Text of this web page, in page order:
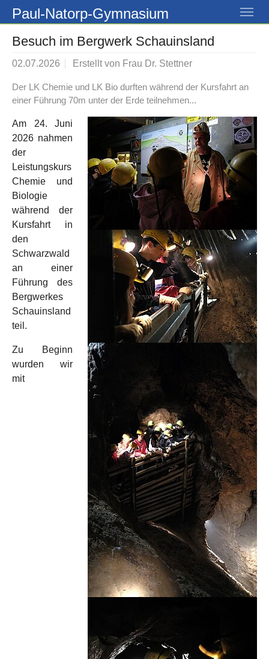
Skip to main navigation
Skip to main content
Skip to page footer
Paul-Natorp-Gymnasium
Besuch im Bergwerk Schauinsland
02.07.2026 Erstellt von Frau Dr. Stettner
Der LK Chemie und LK Bio durften während der Kursfahrt an
einer Führung 70m unter der Erde teilnehmen...
Am 24. Juni
2026 nahmen
der
Leistungskurs
Chemie und
Biologie
während der
Kursfahrt in
den
Schwarzwald
an einer
Führung des
Bergwerkes
Schauinsland
teil.
Zu Beginn
wurden wir
mit